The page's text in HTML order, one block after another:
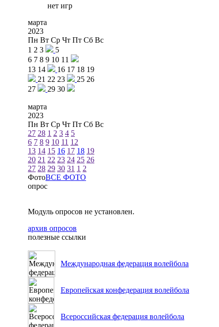
нет игр
марта
2023
Пн Вт Ср Чт Пт Сб Вс
1 2 3
5
6 7 8 9 10 11
13 14 16 17 18 19
21 22 23 25 26
27
29 30
марта
2023
Пн Вт Ср Чт Пт Сб Вс
27 28 1 2 3 4 5
6 7 8 9 10 11 12
13 14 15 16 17 18 19
20 21 22 23 24 25 26
27 28 29 30 31 1 2
ФотоВСЕ ФОТО
опрос
Модуль опросов не установлен.
архив опросов
полезные ссылки
Международная федерация волейбола
Европейская конфедерация волейбола
Всероссийская федерация волейбола